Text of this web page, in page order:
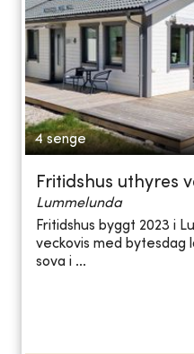
4 senge
Fritidshus uthyres
Lummelunda
Fritidshus byggt 2023 i
veckovis med bytesdag
sova i ...